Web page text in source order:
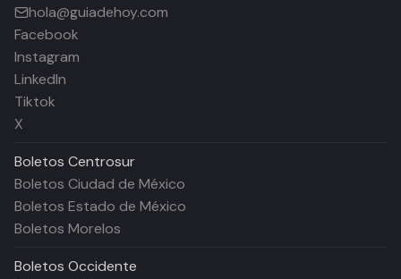
hola@guiadehoy.com
Facebook
Instagram
LinkedIn
Tiktok
X
Boletos Centrosur
Boletos Ciudad de México
Boletos Estado de México
Boletos Morelos
Boletos Occidente